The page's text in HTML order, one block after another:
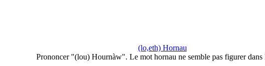
(lo,eth) Hornau
Prononcer "(lou) Hournàw". Le mot hornau ne semble pas figurer